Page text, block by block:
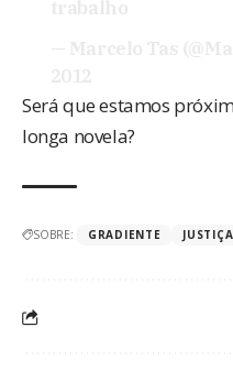
Será que estamos
longa novela?
SOBRE: GRADIENTE JUSTIÇA